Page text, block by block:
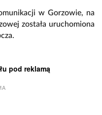
w Gorzowie, na
została uruchomiona
pod reklamą